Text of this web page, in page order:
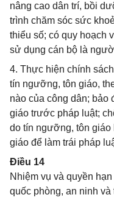
nâng cao dân trí, bồi
trình chăm sóc sức
thiểu số; có quy hoạch
sử dụng cán bộ là
4. Thực hiện chính
tín ngưỡng, tôn giáo,
nào của công dân; bảo
giáo trước pháp luật;
do tín ngưỡng, tôn
giáo để làm trái pháp
Điều 14
Nhiệm vụ và quyền
quốc phòng, an ninh và